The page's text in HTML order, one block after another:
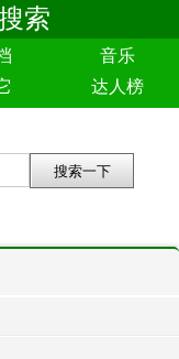
索
音乐
达人榜